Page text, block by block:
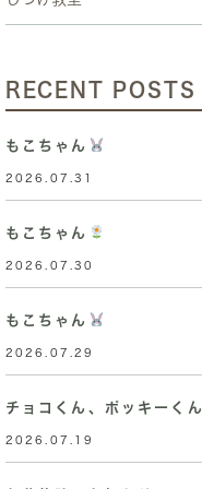
RECENT POSTS
もこちゃん
2026.07.31
もこちゃん
2026.07.30
もこちゃん
2026.07.29
チョコくん、ポッキーくん
2026.07.19